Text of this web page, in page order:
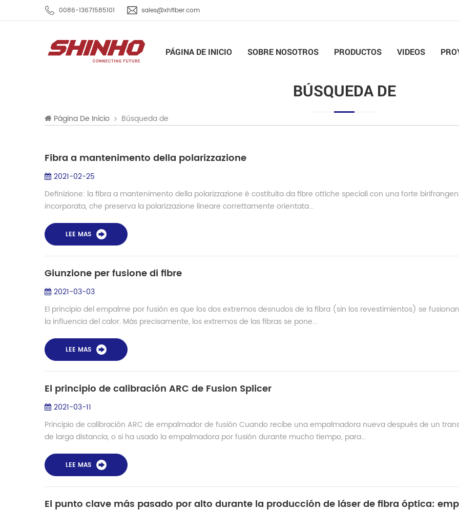
0086-13671585101 sales@xhfiber.com
PÁGINA DE INICIO SOBRE NOSOTROS PRODUCTOS VIDEOS
BÚSQUEDA DE
Página De Inicio Búsqueda de
Fibra a mantenimento della polarizzazione
2021-02-25
Definizione: la fibra a mantenimento della polarizzazione è costituita da fibre ottiche speciali con una forte
incorporata, che preserva la polarizzazione lineare correttamente orientata...
LEE MAS
Giunzione per fusione di fibre
2021-03-03
El principio del empalme por fusión es que los dos extremos desnudos de la fibra (sin los revestimientos) se
la influencia del calor. Más precisamente, los extremos de las fibras se pone...
LEE MAS
El principio de calibración ARC de Fusion Splicer
2021-03-11
Principio de calibración ARC de empalmador de fusión Cuando recibe una empalmadora nueva después de un
de larga distancia, o si ha usado la empalmadora por fusión durante mucho tiempo, para...
LEE MAS